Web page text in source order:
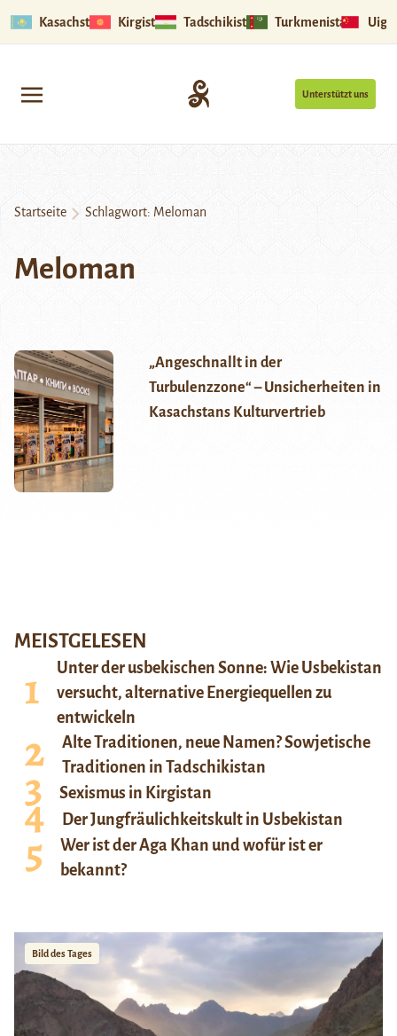
Kasachstan Kirgistan Tadschikistan Turkmenistan
Unterstützt uns
Startseite Schlagwort: Meloman
Meloman
„Angeschnallt in der
Turbulenzzone“ – Unsicherheiten in
Kasachstans Kulturvertrieb
MEISTGELESEN
Unter der usbekischen Sonne: Wie Usbekistan
versucht, alternative Energiequellen zu
entwickeln
Alte Traditionen, neue Namen? Sowjetische
Traditionen in Tadschikistan
Sexismus in Kirgistan
Der Jungfräulichkeitskult in Usbekistan
Wer ist der Aga Khan und wofür ist er
bekannt?
Bild des Tages